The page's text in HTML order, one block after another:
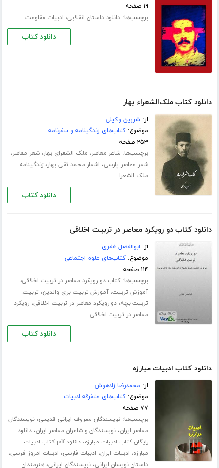
۱۹ صفحه
برچسب‌ها:دانلود داستان انقلابی، ادبیات مقاومت
دانلود کتاب
دانلود کتاب ملک‌الشعراء بهار
از:شروین وکیلی
موضوع:کتاب‌های زندگینامه و سفرنامه
۲۵۳ صفحه
برچسب‌ها:شاعر معاصر، ملک الشعرای بهار،شعر معاصر،
شعر معاصر پارسی، اشعار محمد تقی بهار، زندگینامه
ملک الشعرا
دانلود کتاب
دانلود کتاب دو رویکرد معاصر در تربیت اخلاقی
از: ابوالفضل غفاری
موضوع:کتاب‌های علوم اجتماعی
۱۱۴ صفحه
برچسب‌ها:کتاب دو رویکرد معاصر در تربیت اخلاقی،
آموزش تربیت،آموزش تربیت برای والدین، تربیت،
تربیت بچه،دو رویکرد معاصر در تربیت اخلاقی،رویکرد
معاصر در تربیت اخلاقی
دانلود کتاب
دانلود کتاب ادبیات مبارزه
از: محمدرضا زادهوش
موضوع:کتاب‌های متفرقه ادبیات
۷۷ صفحه
برچسب‌ها:نویسندگان معروف ایرانی قدیمی،نویسندگان
معاصر ایران،نویسندگان و شاعران معاصر ایران،دانلود
رایگان کتاب ادبیات مبارزه،
دانلود pdf کتاب ادبیات
مبارزه، ادبیات ایران، ادبیات فارسی، ادبیات امروز فارسی،
داستان نویسان ایرانی،نویسندگان ایرانی،هنرمندان